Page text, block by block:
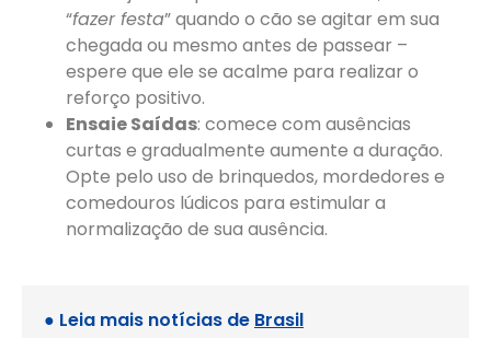
“fazer festa” quando o cão se agitar em sua
chegada ou mesmo antes de passear –
espere que ele se acalme para realizar o
reforço positivo.
Ensaie Saídas: comece com ausências
curtas e gradualmente aumente a duração.
Opte pelo uso de brinquedos, mordedores e
comedouros lúdicos para estimular a
normalização de sua ausência.
● Leia mais notícias de Brasil